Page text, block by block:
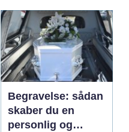
beh...
Begravelse: sådan
skaber du en
personlig og